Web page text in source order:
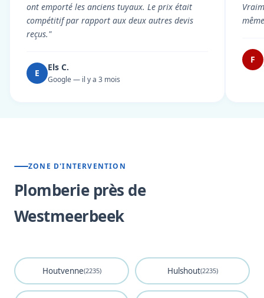
ont emporté les anciens tuyaux. Le prix était
compétitif par rapport aux deux autres devis
reçus."
E
Els C.
Google — il y a 3 mois
F
ZONE D'INTERVENTION
Plomberie près de
Westmeerbeek
Houtvenne(2235) Hulshout(2235)